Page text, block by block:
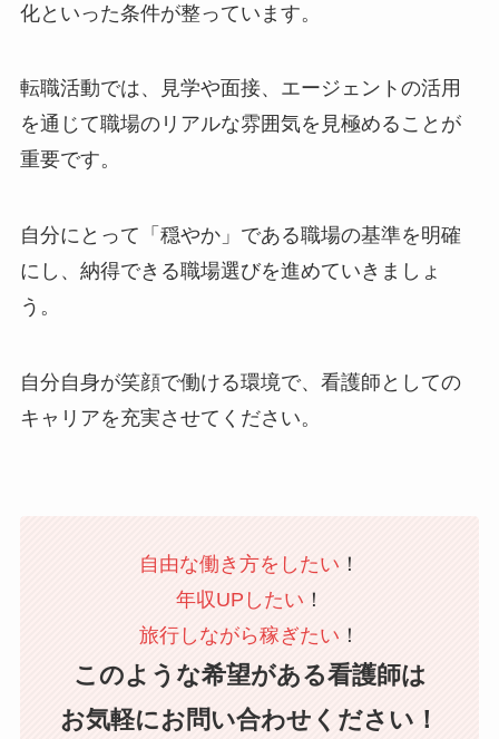
化といった条件が整っています。
転職活動では、見学や面接、エージェントの活用
を通じて職場のリアルな雰囲気を見極めることが
重要です。
自分にとって「穏やか」である職場の基準を明確
にし、納得できる職場選びを進めていきましょ
う。
自分自身が笑顔で働ける環境で、看護師としての
キャリアを充実させてください。
自由な働き方をしたい ！
年収UPしたい ！
旅行しながら稼ぎたい ！
このような希望がある看護師は
お気軽にお問い合わせください！